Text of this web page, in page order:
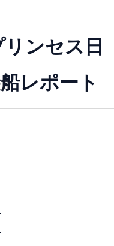
ンセス日
レポート